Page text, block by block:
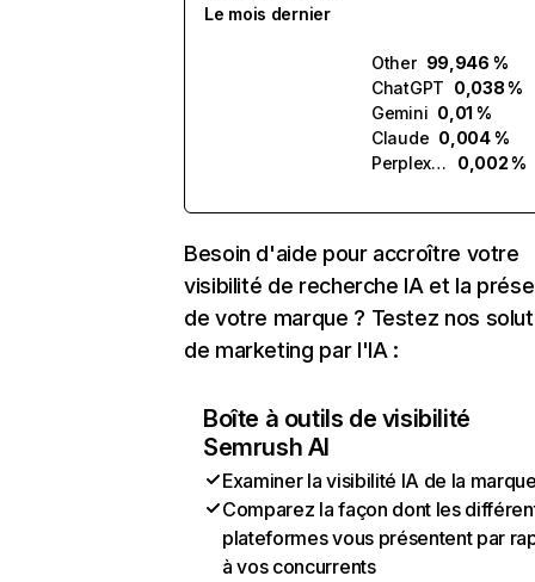
Le mois dernier
Other 99,946 %
ChatGPT 0,038 %
Gemini 0,01 %
Claude 0,004 %
Perplexity
0,002 %
Besoin d'aide pour accroître votre
visibilité de recherche IA et la
de votre marque ? Testez nos
de marketing par l'IA :
Boîte à outils de visibilité
Semrush AI
Examiner la visibilité IA de la
Comparez la façon dont les
plateformes vous présentent par
à vos concurrents